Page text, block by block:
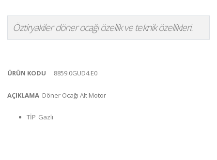
Öztiryakiler döner ocağı özellik ve teknik özellikleri.
ÜRÜN KODU 8859.0GUD4.E0
AÇIKLAMA Döner Ocağı Alt Motor
TİP Gazlı